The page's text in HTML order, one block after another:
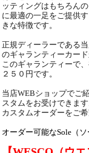
ッティングはもちろん
に最適の一足をご提供
きな特徴です。
正規ディーラーである
のギャランティーカード
このギャランティーで
２５０円です。
当店WEBショップでご
スタムをお受けできま
カスタムオーダーをご
オーダー可能なSole（